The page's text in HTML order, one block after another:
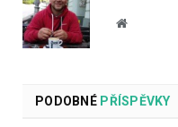
Website
PODOBNÉPŘÍSPĚVKY